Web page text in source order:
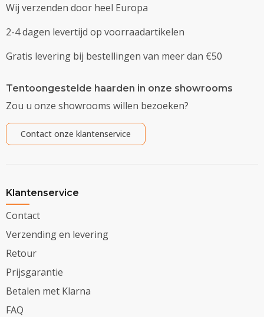
Wij verzenden door heel Europa
2-4 dagen levertijd op voorraadartikelen
Gratis levering bij bestellingen van meer dan €50
Tentoongestelde haarden in onze showrooms
Zou u onze showrooms willen bezoeken?
Contact onze klantenservice
Klantenservice
Contact
Verzending en levering
Retour
Prijsgarantie
Betalen met Klarna
FAQ